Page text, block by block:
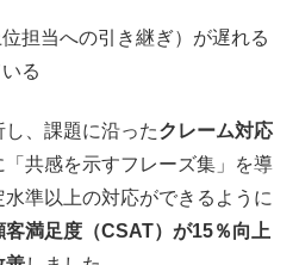
担当への引き継ぎ）が遅れる
る
、課題に沿ったクレーム対応
「共感を示すフレーズ集」を導
準以上の対応ができるように
客満足度（CSAT）が15％向上